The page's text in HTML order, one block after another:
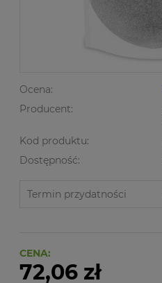
Ocena:
Producent:
Kod produktu:
Dostępność:
Termin przydatności
CENA:
72,06 zł